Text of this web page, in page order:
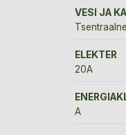
VESI JA
ELEKTER
20A
A